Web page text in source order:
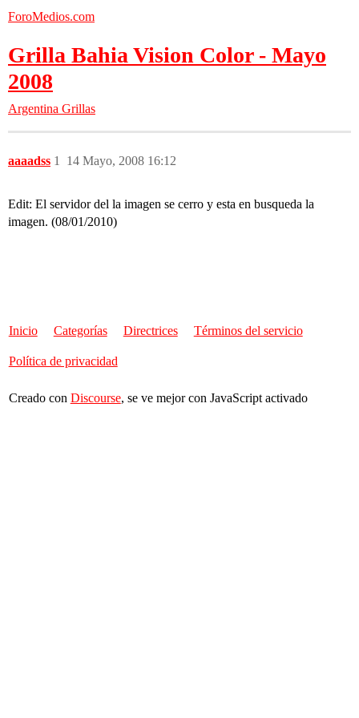
ForoMedios.com
Grilla Bahia Vision Color - Mayo
2008
Argentina Grillas
aaaadss 14 Mayo, 2008 16:12
1
Edit: El servidor del la imagen se cerro y esta en busqueda la
imagen. (08/01/2010)
Inicio Categorías Directrices Términos del servicio
Política de privacidad
Creado con Discourse, se ve mejor con JavaScript activado